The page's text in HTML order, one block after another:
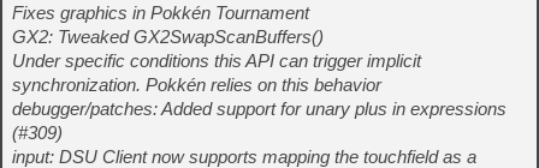
Fixes graphics in Pokkén Tournament
GX2: Tweaked GX2SwapScanBuffers()
Under specific conditions this API can trigger implicit
synchronization. Pokkén relies on this behavior
debugger/patches: Added support for unary plus in expressions
(#309)
input: DSU Client now supports mapping the touchfield as a